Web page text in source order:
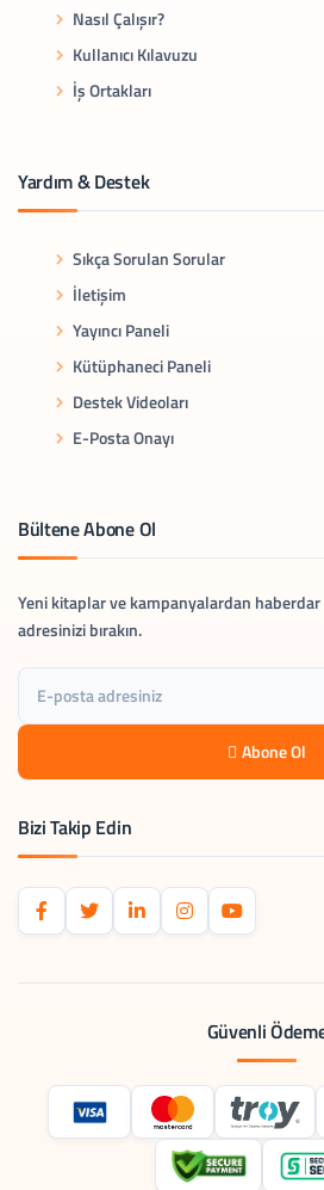
Nasıl Çalışır?
Kullanıcı Kılavuzu
İş Ortakları
Yardım & Destek
Sıkça Sorulan Sorular
İletişim
Yayıncı Paneli
Kütüphaneci Paneli
Destek Videoları
E-Posta Onayı
Bültene Abone Ol
Yeni kitaplar ve kampanyalardan
adresinizi bırakın.
Abone Ol
Bizi Takip Edin
Güvenli